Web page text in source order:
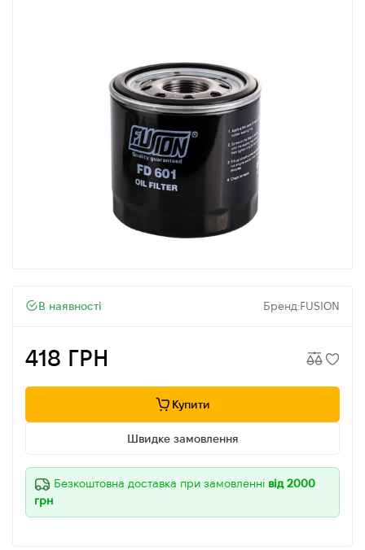
В наявності Бренд:FUSION
418 ГРН
Купити
Швидке замовлення
Безкоштовна доставка при замовленні від 2000
грн